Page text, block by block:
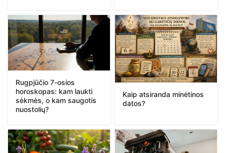
Rugpjūčio 7-osios
horoskopas: kam laukti
sėkmės, o kam saugotis
nuostolių?
Kaip atsiranda minėtinos
datos?